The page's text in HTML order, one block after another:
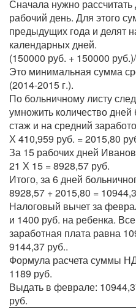
Сначала нужно рассчитать
рабочий день. Для этого
предыдущих года и делят
календарных дней.
(150000 руб. + 150000
Это минимальная сумма
(2014-2015 г.).
По больничному листу
умножить количество
стаж и на средний
Х 410,959 руб. = 2015,80
За 15 рабочих дней
21 Х 15 = 8928,57 руб.
Итого, за 6 дней
8928,57 + 2015,80 =
Налоговый вычет за
и 1400 руб. на ребенка.
заработная плата равна
9144,37 руб..
Формула расчета суммы
1189 руб.
Выдать в феврале:
руб.